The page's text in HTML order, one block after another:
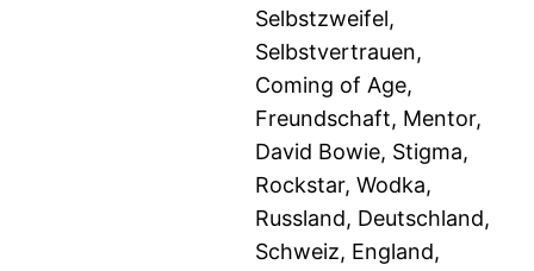
Selbstzweifel,
Selbstvertrauen,
Coming of Age,
Freundschaft, Mentor,
David Bowie, Stigma,
Rockstar, Wodka,
Russland, Deutschland,
Schweiz, England,